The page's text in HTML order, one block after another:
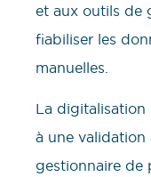
et aux outils de
fiabiliser les
manuelles.
La
à une validation
gestionnaire de